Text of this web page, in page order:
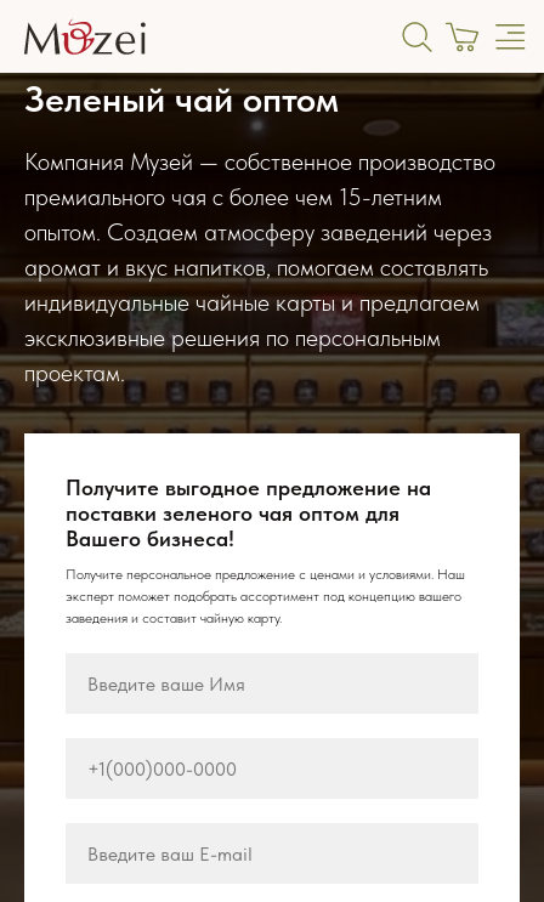
Зеленый чай оптом
Компания Музей — собственное производство
премиального чая с более чем 15-летним
опытом. Создаем атмосферу заведений через
аромат и вкус напитков, помогаем составлять
индивидуальные чайные карты и предлагаем
эксклюзивные решения по персональным
проектам.
Получите выгодное предложение на
поставки зеленого чая оптом для
Вашего бизнеса!
Получите персональное предложение с ценами и условиями. Наш
эксперт поможет подобрать ассортимент под концепцию вашего
заведения и составит чайную карту.